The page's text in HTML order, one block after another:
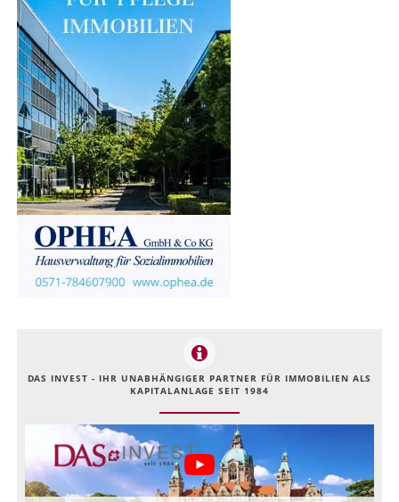
DAS INVEST - IHR UNABHÄNGIGER PARTNER FÜR IMMOBILIEN ALS
KAPITALANLAGE SEIT 1984